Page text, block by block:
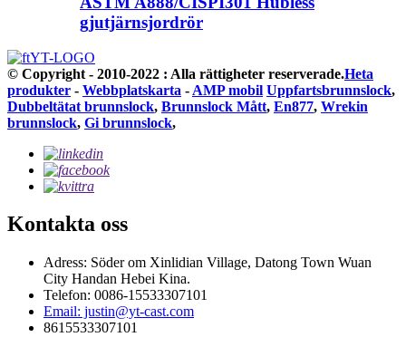
gjutjärnsjordrör
© Copyright - 2010-2022 : Alla rättigheter reserverade.Heta
produkter - Webbplatskarta - AMP mobil Uppfartsbrunnslock,
Dubbeltätat brunnslock, Brunnslock Mått, En877, Wrekin
brunnslock, Gi brunnslock,
Kontakta oss
Adress: Söder om Xinlidian Village, Datong Town Wuan
City Handan Hebei Kina.
Telefon: 0086-15533307101
Email: justin@yt-cast.com
8615533307101